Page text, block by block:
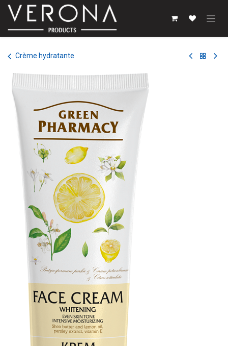
Se rendre au contenu
Crème hydratante